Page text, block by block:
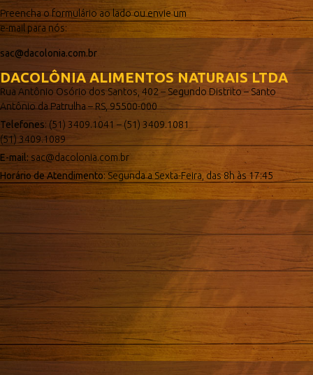
Preencha o formulário ao lado ou envie um
e-mail para nós:
sac@dacolonia.com.br
DACOLÔNIA ALIMENTOS NATURAIS LTDA
Rua Antônio Osório dos Santos, 402 – Segundo Distrito – Santo
Antônio da Patrulha – RS, 95500-000
Telefones: (51) 3409.1041 – (51) 3409.1081
(51) 3409.1089
E-mail: sac@dacolonia.com.br
Horário de Atendimento: Segunda a Sexta-Feira, das 8h às 17:45